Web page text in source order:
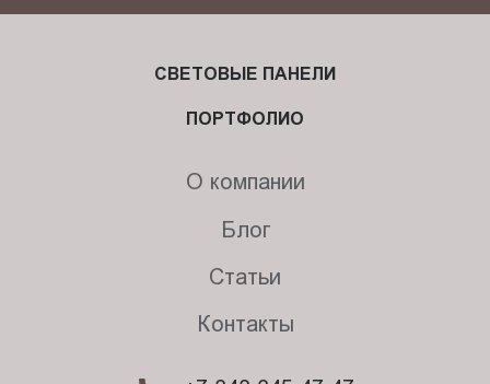
СВЕТОВЫЕ ПАНЕЛИ
ПОРТФОЛИО
О компании
Блог
Статьи
Контакты